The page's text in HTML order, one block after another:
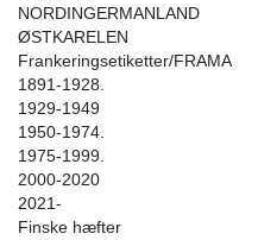
NORDINGERMANLAND
ØSTKARELEN
Frankeringsetiketter/FRAMA
1891-1928.
1929-1949
1950-1974.
1975-1999.
2000-2020
2021-
Finske hæfter